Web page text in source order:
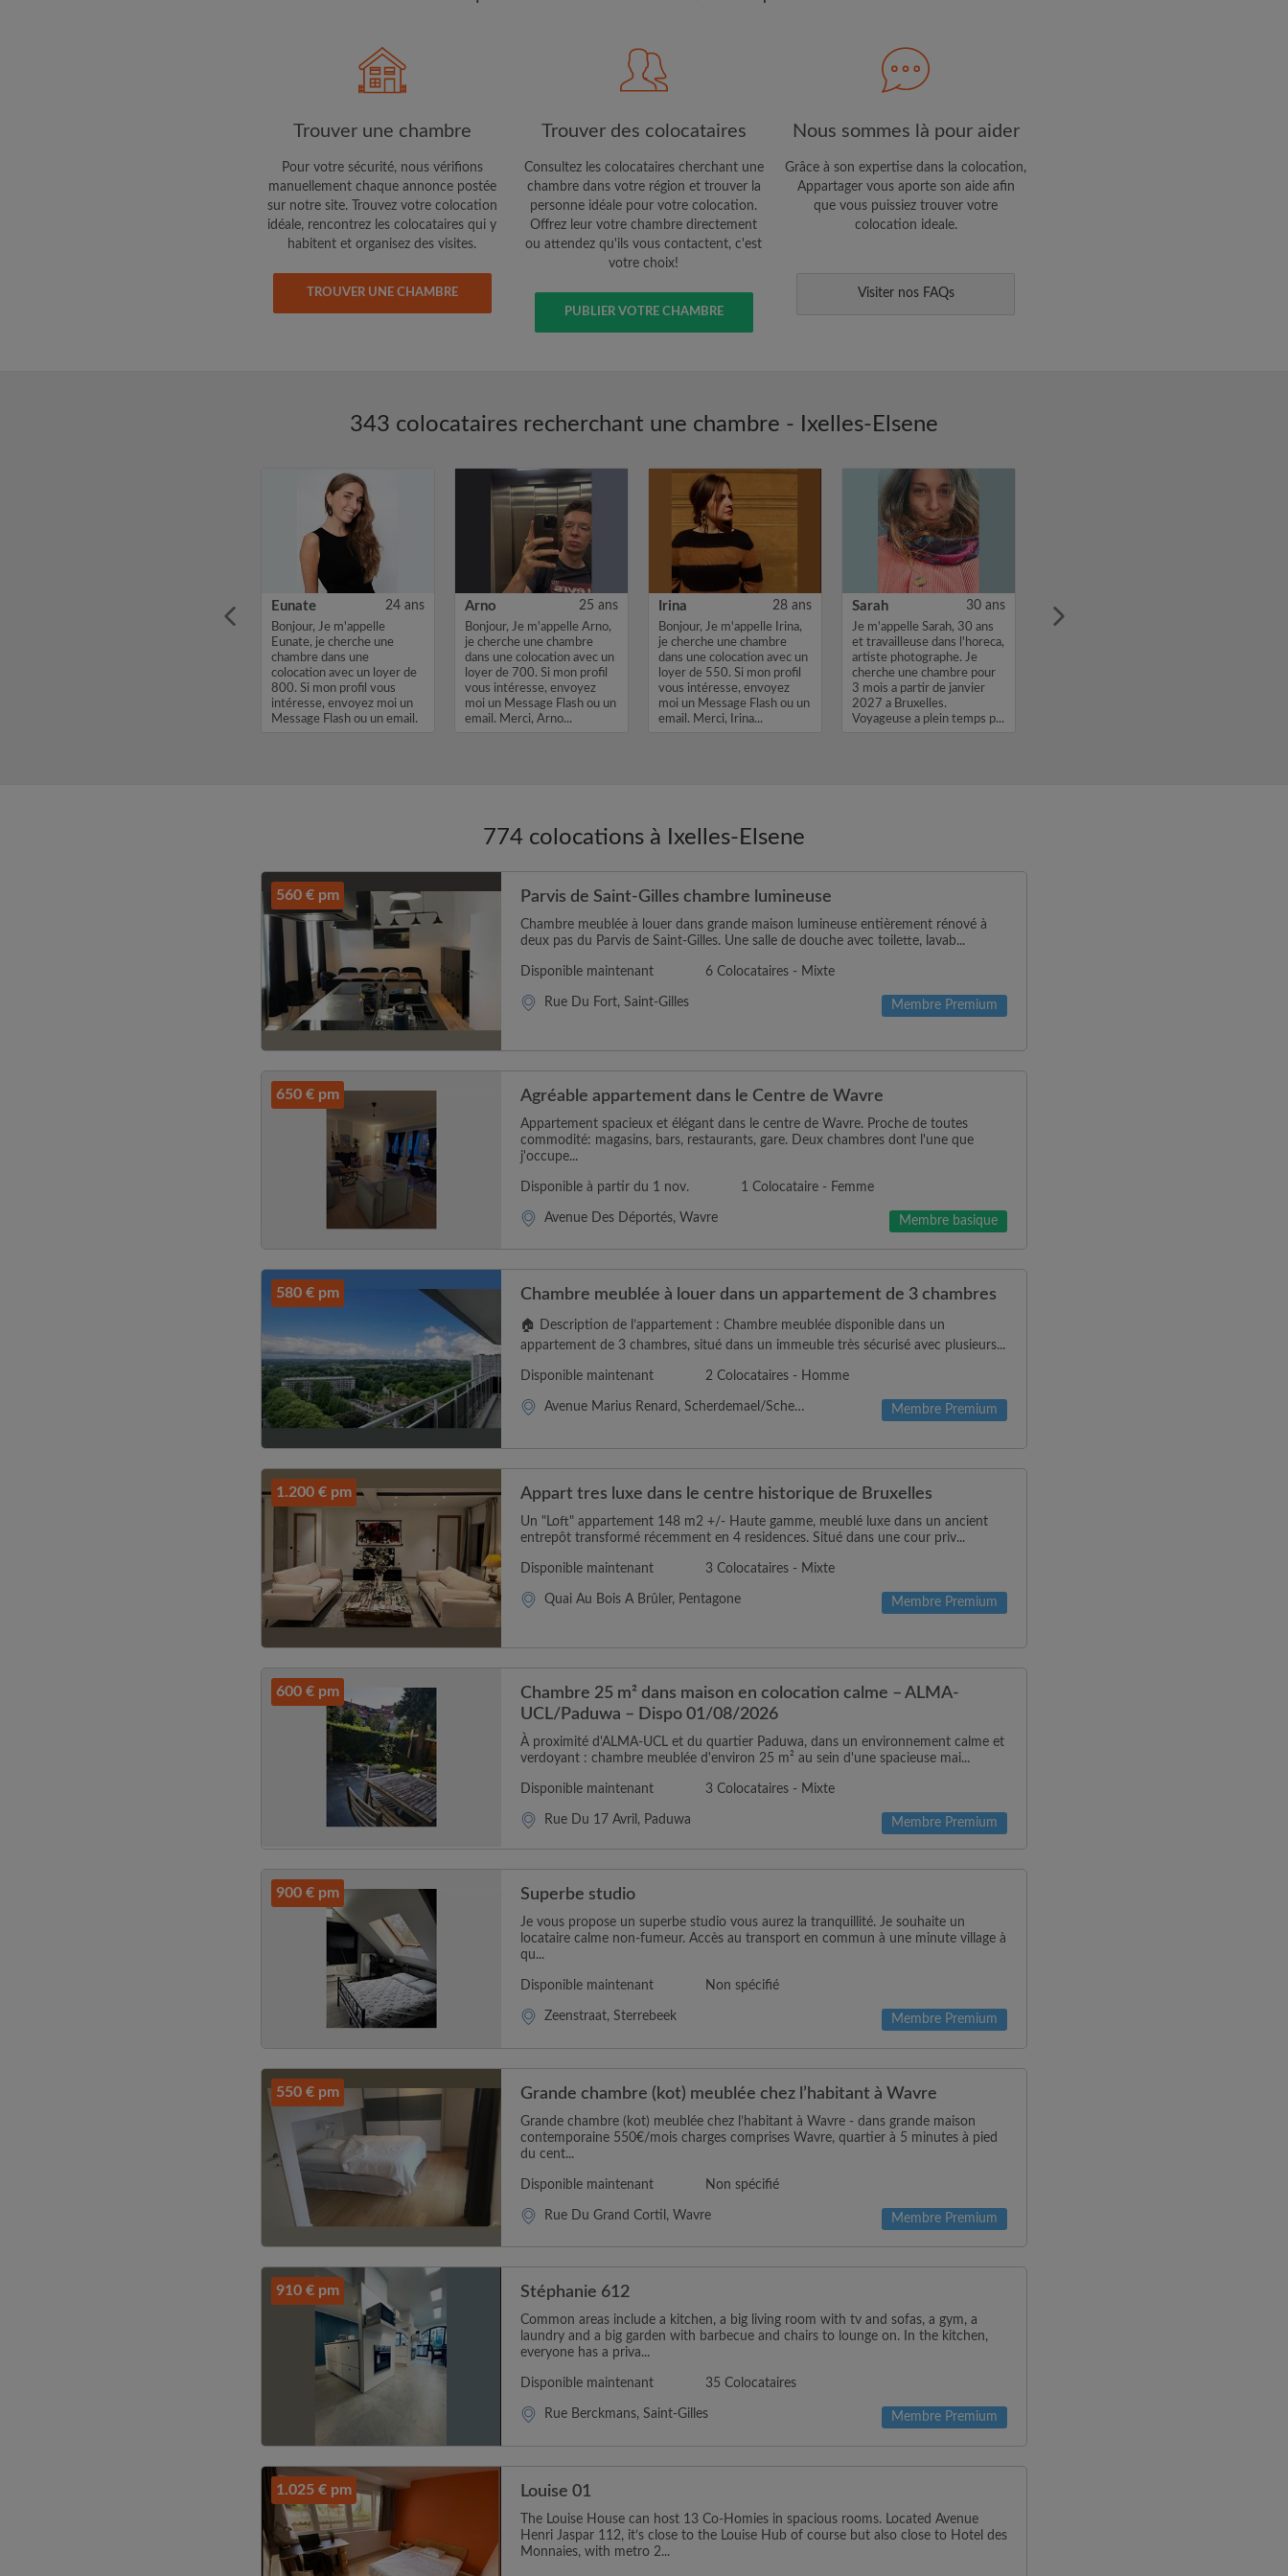
CRÉER PROFIL
jour du compte par e-mail
Trouver une chambre
Pour votre sécurité, nous vérifions
manuellement chaque annonce postée
sur notre site. Trouvez votre colocation
idéale, rencontrez les colocataires qui y
habitent et organisez des visites.
TROUVER UNE CHAMBRE
Trouver des colocataires
Consultez les colocataires cherchant une
chambre dans votre région et trouver la
personne idéale pour votre colocation.
Offrez leur votre chambre directement
ou attendez qu'ils vous contactent, c'est
votre choix!
PUBLIER VOTRE CHAMBRE
Nous sommes là pour aider
Grâce à son expertise dans la colocation,
Appartager vous aporte son aide afin
que vous puissiez trouver votre
colocation ideale.
Visiter nos FAQs
343 colocataires recherchant une chambre - Ixelles-Elsene
Eunate 24 ans
Bonjour, Je m'appelle
Eunate, je cherche une
chambre dans une
colocation avec un loyer de
800. Si mon profil vous
intéresse, envoyez moi un
Message Flash ou un email.
Arno 25 ans
Bonjour, Je m'appelle Arno,
je cherche une chambre
dans une colocation avec un
loyer de 700. Si mon profil
vous intéresse, envoyez
moi un Message Flash ou un
email. Merci, Arno...
Irina 28 ans
Bonjour, Je m'appelle Irina,
je cherche une chambre
dans une colocation avec un
loyer de 550. Si mon profil
vous intéresse, envoyez
moi un Message Flash ou un
email. Merci, Irina...
Sarah 30 ans
Je m'appelle Sarah, 30 ans
et travailleuse dans l'horeca,
artiste photographe. Je
cherche une chambre pour
3 mois a partir de janvier
2027 a Bruxelles.
Voyageuse a plein temps p...
774 colocations à Ixelles-Elsene
560 € pm Parvis de Saint-Gilles chambre lumineuse
Chambre meublée à louer dans grande maison lumineuse entièrement rénové à
deux pas du Parvis de Saint-Gilles. Une salle de douche avec toilette, lavab...
Disponible maintenant 6 Colocataires - Mixte
Rue Du Fort, Saint-Gilles Membre Premium
650 € pm Agréable appartement dans le Centre de Wavre
Appartement spacieux et élégant dans le centre de Wavre. Proche de toutes
commodité: magasins, bars, restaurants, gare. Deux chambres dont l'une que
j'occupe...
Disponible à partir du 1 nov. 1 Colocataire - Femme
Avenue Des Déportés, Wavre Membre basique
580 € pm Chambre meublée à louer dans un appartement de 3 chambres
🏠 Description de l’appartement : Chambre meublée disponible dans un
appartement de 3 chambres, situé dans un immeuble très sécurisé avec plusieurs...
Disponible maintenant 2 Colocataires - Homme
Avenue Marius Renard, Scherdemael/Scherdemaal Membre Premium
1.200 € pm Appart tres luxe dans le centre historique de Bruxelles
Un "Loft" appartement 148 m2 +/- Haute gamme, meublé luxe dans un ancient
entrepôt transformé récemment en 4 residences. Situé dans une cour priv...
Disponible maintenant 3 Colocataires - Mixte
Quai Au Bois À Brûler, Pentagone Membre Premium
600 € pm
Chambre 25 m² dans maison en colocation calme – ALMA-
UCL/Paduwa – Dispo 01/08/2026
À proximité d'ALMA-UCL et du quartier Paduwa, dans un environnement calme et
verdoyant : chambre meublée d'environ 25 m² au sein d'une spacieuse mai...
Disponible maintenant 3 Colocataires - Mixte
Rue Du 17 Avril, Paduwa Membre Premium
900 € pm Superbe studio
Je vous propose un superbe studio vous aurez la tranquillité. Je souhaite un
locataire calme non-fumeur. Accès au transport en commun à une minute village à
qu...
Disponible maintenant Non spécifié
Zeenstraat, Sterrebeek Membre Premium
550 € pm Grande chambre (kot) meublée chez l’habitant à Wavre
Grande chambre (kot) meublée chez l’habitant à Wavre - dans grande maison
contemporaine 550€/mois charges comprises Wavre, quartier à 5 minutes à pied
du cent...
Disponible maintenant Non spécifié
Rue Du Grand Cortil, Wavre Membre Premium
910 € pm Stéphanie 612
Common areas include a kitchen, a big living room with tv and sofas, a gym, a
laundry and a big garden with barbecue and chairs to lounge on. In the kitchen,
everyone has a priva...
Disponible maintenant 35 Colocataires
Rue Berckmans, Saint-Gilles Membre Premium
1.025 € pm Louise 01
The Louise House can host 13 Co-Homies in spacious rooms. Located Avenue
Henri Jaspar 112, it’s close to the Louise Hub of course but also close to Hotel des
Monnaies, with metro 2...